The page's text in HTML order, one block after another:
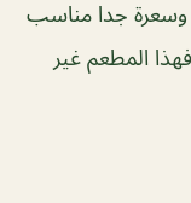
وسعرة جدا مناسب
المطعم غير